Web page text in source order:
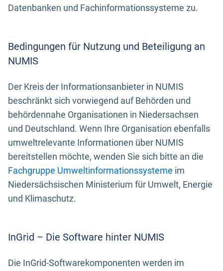
Datenbanken und Fachinformationssysteme zu.
Bedingungen für Nutzung und Beteiligung an
NUMIS
Der Kreis der Informationsanbieter in NUMIS
beschränkt sich vorwiegend auf Behörden und
behördennahe Organisationen in Niedersachsen
und Deutschland. Wenn Ihre Organisation ebenfalls
umweltrelevante Informationen über NUMIS
bereitstellen möchte, wenden Sie sich bitte an die
Fachgruppe Umweltinformationssysteme im
Niedersächsischen Ministerium für Umwelt, Energie
und Klimaschutz.
InGrid – Die Software hinter NUMIS
Die InGrid-Softwarekomponenten werden im